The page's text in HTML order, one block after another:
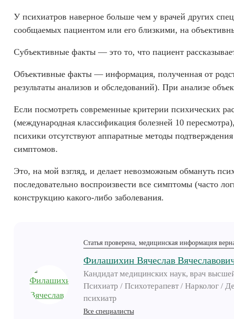
У психиатров наверное больше чем у врачей других
сообщаемых пациентом или его близкими, на
Субъективные факты — это то, что пациент
Объективные факты — информация, полученная от
результаты анализов и обследований). При анализе
Если посмотреть современные критерии психических
(международная классификация болезней 10
психики отсутствуют аппаратные методы
симптомов.
Это, на мой взгляд, и делает невозможным обмануть
последовательно воспроизвести все симптомы (часто
конструкцию какого-либо заболевания.
Статья проверена, медицинская информация
Филашихин Вячеслав
Кандидат медицинских наук, врач
Психиатр / Психотерапевт / Нарколог /
психиатр
Все специалисты